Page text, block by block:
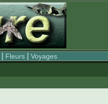
Fleurs |Voyages